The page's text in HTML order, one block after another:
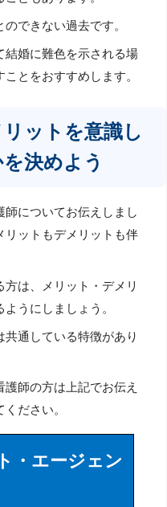
できない過去です。
結婚に難色を示される場
とをおすすめします。
ットを意識し
決めよう
師についてお伝えしまし
リットもデメリットも伴
は、メリット・デメリ
うにしましょう。
通している特徴があり
師の方は上記でお伝え
ださい。
・エージェン